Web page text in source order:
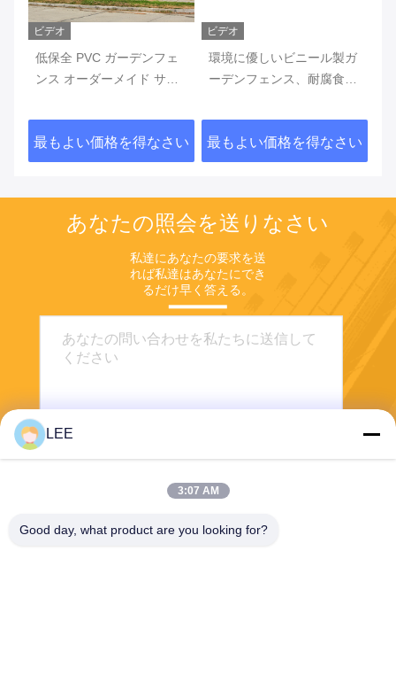
ビデオ
環境に優しいビニール製ガ
ーデンフェンス、耐腐食性
庭用パティオ、公園の隔離
用
最もよい価格を得なさい
ビデオ
ガーデン PVC フェンステ
ープ UV 耐性プライバシー
ーンリンクフェンス部品用
最もよい価格を得なさい
あなたの照会を送りなさい
私達にあなたの要求を送
れば私達はあなたにでき
るだけ早く答える。
LEE
3:07 AM
Good day, what product are you looking for?